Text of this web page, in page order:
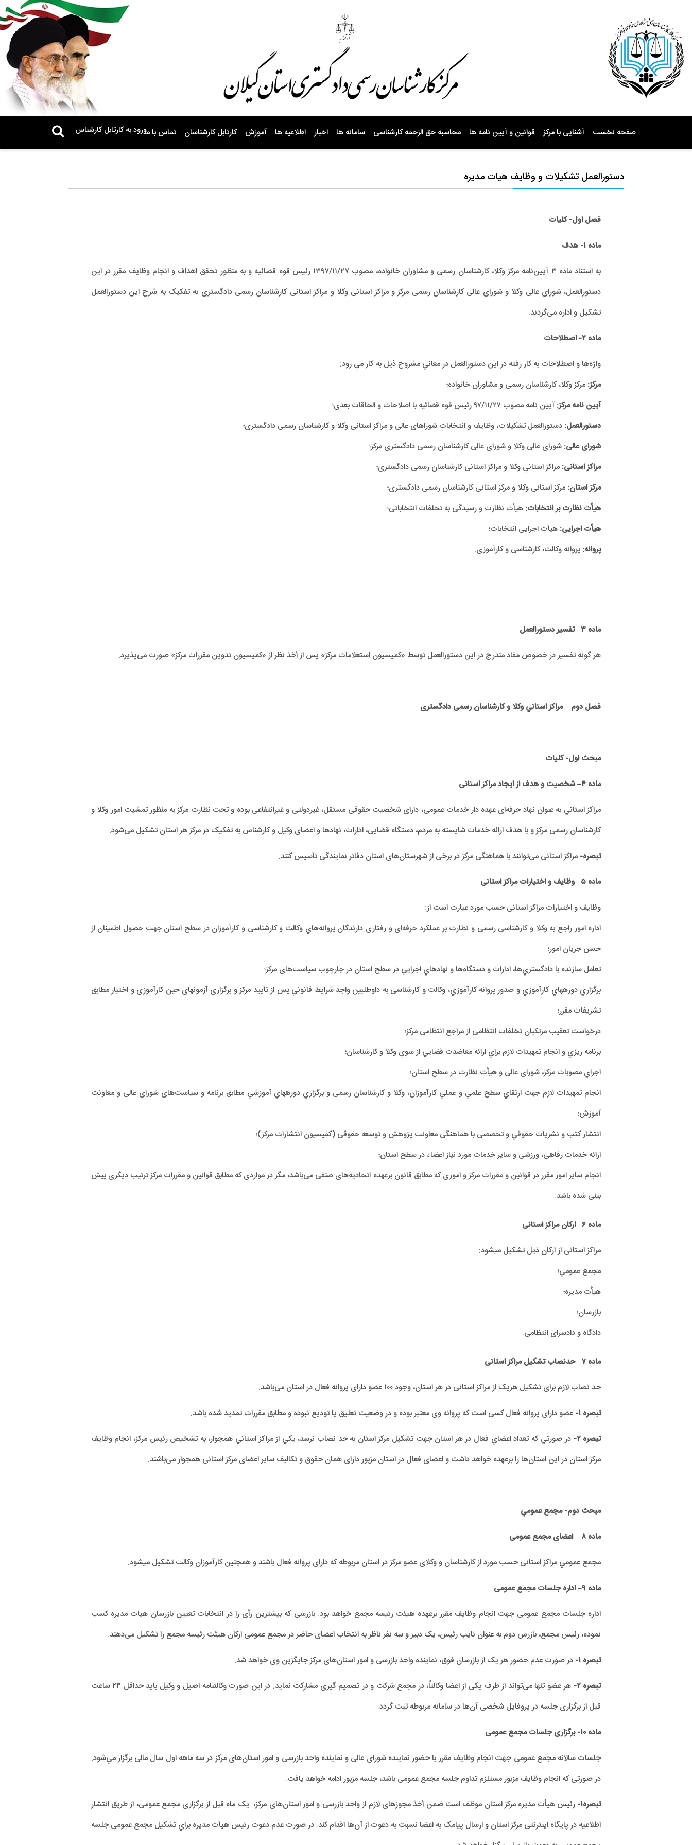
صفحه نخست آشنایی با مرکز قوانین و آیین نامه ها محاسبه حق الزحمه کارشناسی سامانه ها اخبار اطلاعیه ها آموزش کارتابل کارشناسان تماس با ماورود به کارتابل کارشناس
دستورالعمل تشکیلات و وظایف هیات مدیره
فصل اول- کلیات
ماده ۱- هدف
به استناد ماده ۳ آیین‌نامه مرکز وکلا، کارشناسان رسمی و مشاوران خانواده، مصوب ۱۳۹۷/۱۱/۲۷ رئیس قوه قضائیه و به منظور تحقق اهداف و انجام وظایف مقرر در این
دستورالعمل، شورای عالی وکلا و شورای عالی کارشناسان رسمی مرکز و مراکز استانی وکلا و مراکز استانی کارشناسان رسمی دادگستری به تفکیک به شرح این دستورالعمل
تشکیل و اداره می‌گردند.
ماده ۲- اصطلاحات
واژه‌ها و اصطلاحات به کار رفته در این دستورالعمل در معاني مشروح ذیل به كار مي رود:
مرکز: مرکز وکلا، کارشناسان رسمی و مشاوران خانواده؛
آیین نامه مرکز: آیین نامه مصوب ۹۷/۱۱/۲۷ رئیس قوه قضائیه با اصلاحات و الحاقات بعدی؛
دستورالعمل: دستورالعمل تشکیلات، وظایف و انتخابات شوراهای عالی و مراکز استانی وکلا و کارشناسان رسمی دادگستری؛
شورای عالی: شورای عالی وکلا و شورای عالی کارشناسان رسمی دادگستری مرکز؛
مراکز استانی: مراکز استاني وکلا و مراکز استانی کارشناسان رسمی دادگستری؛
مرکز استان: مرکز استانی وکلا و مرکز استانی کارشناسان رسمی دادگستری؛
هیأت نظارت بر انتخابات: هیأت نظارت و رسیدگی به تخلفات انتخاباتی؛
هیأت اجرایی: هیأت اجرایی انتخابات؛
پروانه: پروانه وکالت، کارشناسی و کارآموزی.
ماده ۳ –تفسیر دستورالعمل
هر گونه تفسیر در خصوص مفاد مندرج در این دستورالعمل توسط «کمیسیون استعلامات مرکز» پس از أخذ نظر از «کمیسیون تدوین مقررات مرکز» صورت می‌پذیرد.
فصل دوم – مراکز استاني وکلا و کارشناسان رسمی دادگستری
مبحث اول- کلیات
ماده ۴– شخصیت و هدف از ایجاد مراکز استانی
مراکز استاني به عنوان نهاد حرفه‌ای عهده دار خدمات عمومی، دارای شخصیت حقوقی مستقل، غیردولتی و غیرانتفاعی بوده و تحت نظارت مرکز به منظور تمشیت امور وکلا و
کارشناسان رسمی مرکز و با هدف ارائه خدمات شايسته به مردم، دستگاه قضایی، ادارات، نهادها و اعضای وکیل و کارشناس به تفکیک در مرکز هر استان تشکیل می‌شود.
تبصره- مراکز استانی می‌توانند با هماهنگی مرکز در برخی از شهرستان‌های استان دفاتر نمایندگی تأسیس کنند.
ماده ۵– وظايف و اختيارات مراکز استانی
وظايف و اختيارات مراکز استانی حسب مورد عبارت است از:
اداره امور راجع به وکلا و کارشناسی رسمی و نظارت بر عملکرد حرفه‌ای و رفتاری دارندگان پروانه‌هاي وكالت و كارشناسي و کارآموزان در سطح استان جهت حصول اطمينان از
حسن جريان امور؛
تعامل سازنده با دادگستري‌ها، ادارات و دستگاه‌ها و نهادهاي اجرايي در سطح استان در چارچوب سیاست‌های مرکز؛
برگزاري دوره­هاي کارآموزي و صدور پروانه کارآموزي، وکالت و کارشناسی به داوطلبين واجد شرايط قانوني پس از تأیید مرکز و برگزاری آزمون­های حین کارآموزی و اختبار مطابق
تشریفات مقرر؛
درخواست تعقيب مرتکبان تخلفات انتظامی از مراجع انتظامی مرکز؛
برنامه ريزي و انجام تمهيدات لازم براي ارائه معاضدت قضايي از سوي وکلا و کارشناسان؛
اجراي مصوبات مرکز، شورای عالی و هیأت نظارت در سطح استان؛
انجام تمهیدات لازم جهت ارتقاي سطح علمي و عملي کارآموزان، وکلا و کارشناسان رسمی و برگزاري دوره‏هاي آموزشي مطابق برنامه و سیاست‌های شورای عالی و معاونت
آموزش؛
انتشار كتب و نشريات حقوقي و تخصصی با هماهنگی معاونت پژوهش و توسعه حقوقی (کمیسیون انتشارات مرکز)؛
ارائه خدمات رفاهی، ورزشی و سایر خدمات مورد نیاز اعضاء در سطح استان؛
انجام ساير امور مقرر در قوانين و مقررات مرکز و اموری که مطابق قانون برعهده اتحادیه‌های صنفی می‌باشد، مگر در مواردی که مطابق قوانین و مقررات مرکز ترتیب دیگری پیش
بینی شده باشد.
ماده ۶– ارکان مراکز استانی
مراکز استانی از ارکان ذیل تشکيل مي‏شود:
مجمع عمومي؛
هيأت مديره؛
بازرسان؛
دادگاه و دادسرای انتظامی.
ماده ۷– حدنصاب تشکیل مراکز استانی
حد نصاب لازم برای تشکیل هریک از مراکز استانی در هر استان، وجود ۱۰۰ عضو دارای پروانه فعال در استان می‌باشد.
تبصره ۱-
عضو دارای پروانه فعال کسی است که پروانه وی معتبر بوده و در وضعیت تعلیق یا تودیع نبوده و مطابق مقررات تمدید شده باشد.
تبصره ۲-
در صورتي كه تعداد اعضاي فعال در هر استان جهت تشکیل مرکز استان به حد نصاب نرسد، يكي از مراكز استاني همجوار، به تشخيص رئیس مركز، انجام وظايف
مرکز استان در اين استان‌ها را برعهده خواهد داشت و اعضای فعال در استان مزبور دارای همان حقوق و تکالیف سایر اعضای مرکز استانی همجوار می‌باشند.
مبحث دوم- مجمع عمومي
ماده
– اعضای مجمع عمومی
مجمع عمومي مراکز استانی حسب مورد از کارشناسان و وکلای عضو مرکز در استان مربوطه که دارای پروانه فعال باشند و همچنین کارآموزان وکالت تشکيل مي‏شود.
ماده ۹– اداره جلسات مجمع عمومی
اداره جلسات مجمع عمومی جهت انجام وظایف مقرر برعهده هیئت رئیسه مجمع خواهد بود. بازرسی که بیشترین رأی را در انتخابات تعیین بازرسان هیات مدیره کسب
نموده، رئیس مجمع، بازرس دوم به عنوان نایب رئیس، یک دبیر و سه نفر ناظر به انتخاب اعضای حاضر در مجمع عمومی ارکان هیئت رئیسه مجمع را تشکیل می‌دهند.
تبصره ۱-
در صورت عدم حضور هر یک از بازرسان فوق، نماینده واحد بازرسی و امور استان‌های مرکز جایگزین وی خواهد شد.
تبصره ۲-
هر عضو تنها می‌تواند از طرف یکی از اعضا وکالتاً، در مجمع شرکت و در تصمیم گیری مشارکت نماید. در این صورت وکالتنامه اصیل و وکیل باید حداقل ۲۴ ساعت
قبل از برگزاری جلسه در پروفایل شخصی آن‌ها در سامانه مربوطه ثبت گردد.
ماده ۱۰- برگزاری جلسات مجمع عمومی
جلسات سالانه مجمع عمومي جهت انجام وظایف مقرر با حضور نماینده شورای عالی و نماینده واحد بازرسی و امور استان‌های مرکز در سه ماهه اول سال مالی برگزار مي‌شود.
در صورتی که انجام وظایف مزبور مستلزم تداوم جلسه مجمع عمومی باشد، جلسه مزبور ادامه خواهد یافت.
تبصره۱-
رئیس هیأت مدیره مرکز استان موظف است ضمن أخذ مجوزهای لازم از واحد بازرسی و امور استان‌های مرکز، یک ماه قبل از برگزاری مجمع عمومی، از طریق انتشار
اطلاعیه در پایگاه اینترنتی مرکز استان و ارسال پیامک به اعضا نسبت به دعوت از آن‌ها اقدام کند. در صورت عدم دعوت رئیس هيأت مديره براي تشكيل مجمع عمومي جلسه